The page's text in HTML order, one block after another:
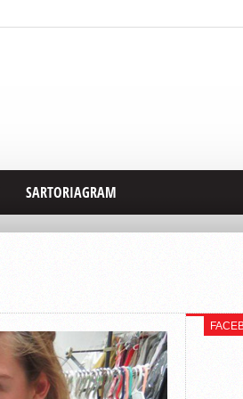
SARTORIAGRAM